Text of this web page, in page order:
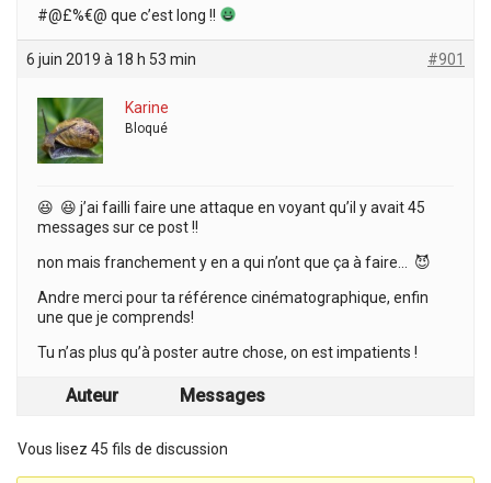
#@£%€@ que c’est long !!
6 juin 2019 à 18 h 53 min #901
Karine
Bloqué
😆 😆 j’ai failli faire une attaque en voyant qu’il y avait 45
messages sur ce post !!
non mais franchement y en a qui n’ont que ça à faire… 😈
Andre merci pour ta référence cinématographique, enfin
une que je comprends!
Tu n’as plus qu’à poster autre chose, on est impatients !
Auteur Messages
Vous lisez 45 fils de discussion